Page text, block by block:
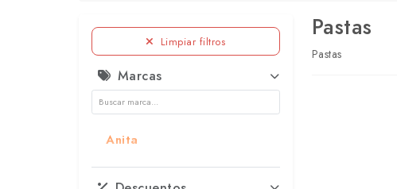
Limpiar filtros
Marcas
Anita
Pastas
Pastas